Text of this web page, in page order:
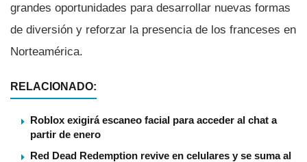
grandes oportunidades para desarrollar nuevas formas
de diversión y reforzar la presencia de los franceses en
Norteamérica.
RELACIONADO:
Roblox exigirá escaneo facial para acceder al chat a
partir de enero
Red Dead Redemption revive en celulares y se suma al